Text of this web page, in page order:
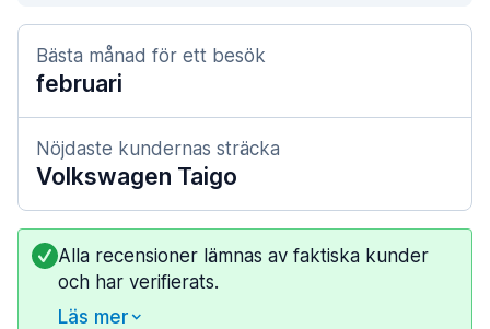
Bästa månad för ett besök
februari
Nöjdaste kundernas sträcka
Volkswagen Taigo
Alla recensioner lämnas av faktiska kunder
och har verifierats.
Läs mer